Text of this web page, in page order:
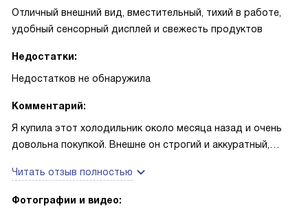
Отличный внешний вид, вместительный, тихий в работе,
удобный сенсорный дисплей и свежесть продуктов
Недостатки:
Недостатков не обнаружила
Комментарий:
Я купила этот холодильник около месяца назад и очень
довольна покупкой. Внешне он строгий и аккуратный,
Понравилось, что ручка встроенная — ничего не торчит,
дверца открывается легко, при необходимости её можно
Читать отзыв полностью
Фотографии и видео: